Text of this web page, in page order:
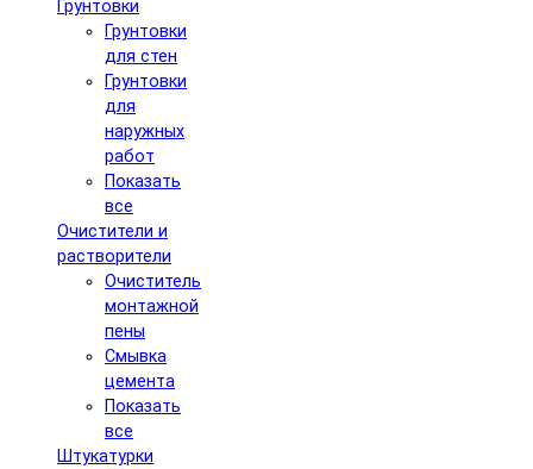
Грунтовки
Грунтовки
для стен
Грунтовки
для
наружных
работ
Показать
все
Очистители и
растворители
Очиститель
монтажной
пены
Смывка
цемента
Показать
все
Штукатурки